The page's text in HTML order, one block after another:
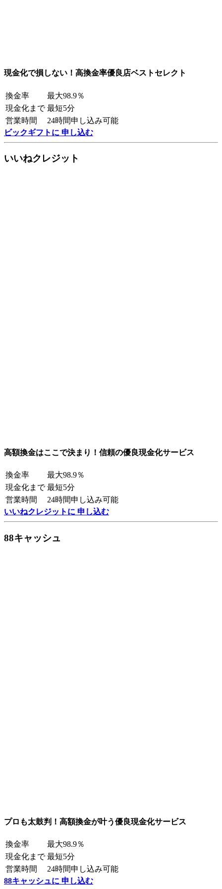
現金化で損しない！高換金率優良店ベストセレクト
換金率
最大98.9％
現金化まで 最短5分
営業時間
24時間申し込み可能
ビックギフトに 申し込む
いいねクレジット
高額換金はここで決まり！信頼の優良現金化サービス
換金率
最大98.9％
現金化まで 最短5分
営業時間
24時間申し込み可能
いいねクレジットに 申し込む
88キャッシュ
プロも太鼓判！高額換金が叶う優良現金化サービス
換金率
最大98.9％
現金化まで 最短5分
営業時間
24時間申し込み可能
88キャッシュに 申し込む